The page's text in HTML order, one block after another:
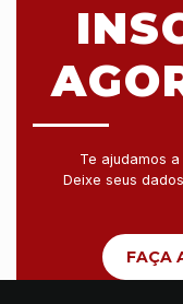
Te ajudamos
Deixe seus
FAÇA